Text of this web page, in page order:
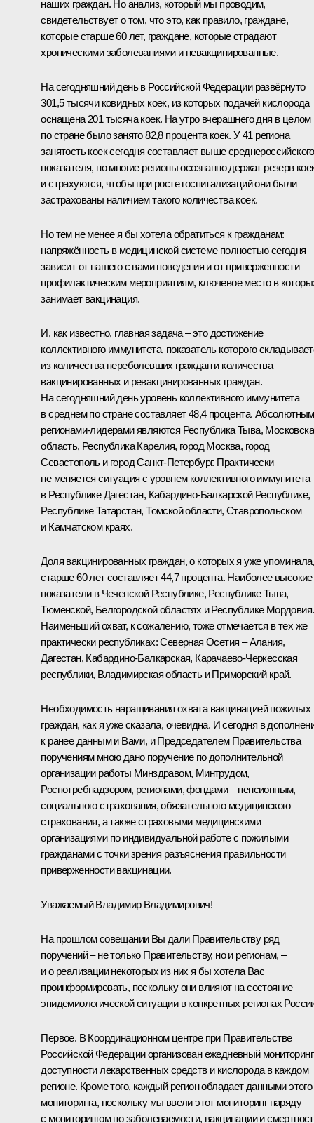
наших граждан. Но анализ, который мы проводим,
свидетельствует о том, что это, как правило, граждане,
которые старше 60 лет, граждане, которые страдают
хроническими заболеваниями и невакцинированные.
На сегодняшний день в Российской Федерации развёрнуто
301,5 тысячи ковидных коек, из которых подачей кислорода
оснащена 201 тысяча коек. На утро вчерашнего дня в целом
по стране было занято 82,8 процента коек. У 41 региона
занятость коек сегодня составляет выше среднероссийского
показателя, но многие регионы осознанно держат резерв
и страхуются, чтобы при росте госпитализаций они были
застрахованы наличием такого количества коек.
Но тем не менее я бы хотела обратиться к гражданам:
напряжённость в медицинской системе полностью сегодня
зависит от нашего с вами поведения и от приверженности
профилактическим мероприятиям, ключевое место в
занимает вакцинация.
И, как известно, главная задача – это достижение
коллективного иммунитета, показатель которого
из количества переболевших граждан и количества
вакцинированных и ревакцинированных граждан.
На сегодняшний день уровень коллективного иммунитета
в среднем по стране составляет 48,4 процента.
регионами-лидерами являются Республика Тыва,
область, Республика Карелия, город Москва, город
Севастополь и город Санкт-Петербург. Практически
не меняется ситуация с уровнем коллективного иммунитета
в Республике Дагестан, Кабардино-Балкарской Республике,
Республике Татарстан, Томской области, Ставропольском
и Камчатском краях.
Доля вакцинированных граждан, о которых я уже упоминала,
старше 60 лет составляет 44,7 процента. Наиболее высокие
показатели в Чеченской Республике, Республике Тыва,
Тюменской, Белгородской областях и Республике Мордовия.
Наименьший охват, к сожалению, тоже отмечается в тех же
практически республиках: Северная Осетия – Алания,
Дагестан, Кабардино-Балкарская, Карачаево-Черкесская
республики, Владимирская область и Приморский край.
Необходимость наращивания охвата вакцинацией пожилых
граждан, как я уже сказала, очевидна. И сегодня в
к ранее данным и Вами, и Председателем Правительства
поручениям мною дано поручение по дополнительной
организации работы Минздравом, Минтрудом,
Роспотребнадзором, регионами, фондами – пенсионным,
социального страхования, обязательного медицинского
страхования, а также страховыми медицинскими
организациями по индивидуальной работе с пожилыми
гражданами с точки зрения разъяснения правильности
приверженности вакцинации.
Уважаемый Владимир Владимирович!
На прошлом совещании Вы дали Правительству ряд
поручений – не только Правительству, но и регионам, –
и о реализации некоторых из них я бы хотела Вас
проинформировать, поскольку они влияют на состояние
эпидемиологической ситуации в конкретных регионах
Первое. В Координационном центре при Правительстве
Российской Федерации организован ежедневный мониторинг
доступности лекарственных средств и кислорода в каждом
регионе. Кроме того, каждый регион обладает данными этого
мониторинга, поскольку мы ввели этот мониторинг наряду
с мониторингом по заболеваемости, вакцинации и